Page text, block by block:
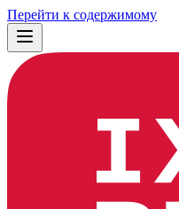
Перейти к содержимому